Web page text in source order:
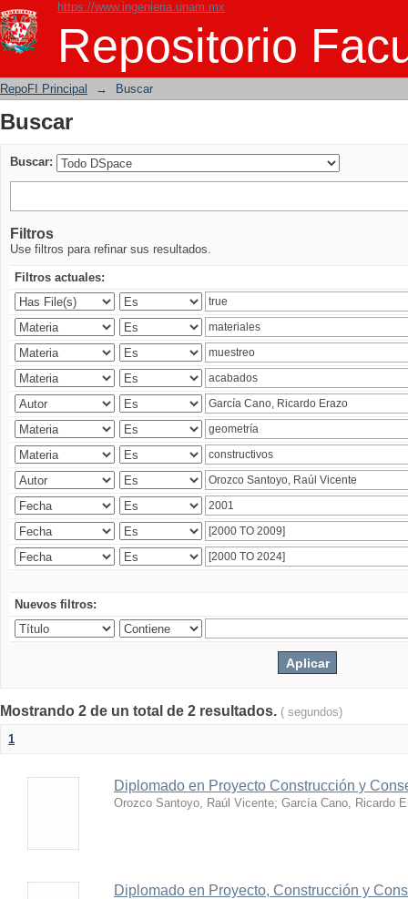
https://www.ingenieria.unam.mx
Repositorio
Buscar
RepoFI Principal → Buscar
Buscar
Buscar:
Filtros
Use filtros para refinar sus resultados.
Filtros actuales:
Nuevos filtros:
Mostrando 2 de un total de 2 resultados. ( segundos)
1
Diplomado en Proyecto Construcción y
Orozco Santoyo, Raúl Vicente; García Cano, Ricardo
Diplomado en Proyecto, Construcción y